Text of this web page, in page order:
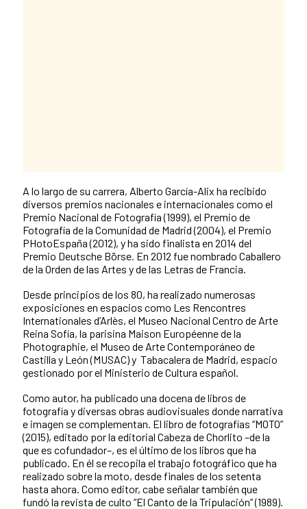
A lo largo de su carrera, Alberto García-Alix ha recibido
diversos premios nacionales e internacionales como el
Premio Nacional de Fotografía (1999), el Premio de
Fotografía de la Comunidad de Madrid (2004), el Premio
PHotoEspaña (2012), y ha sido finalista en 2014 del
Premio Deutsche Börse. En 2012 fue nombrado Caballero
de la Orden de las Artes y de las Letras de Francia.
Desde principios de los 80, ha realizado numerosas
exposiciones en espacios como Les Rencontres
Internationales d’Arlès, el Museo Nacional Centro de Arte
Reina Sofía, la parisina Maison Européenne de la
Photographie, el Museo de Arte Contemporáneo de
Castilla y León (MUSAC) y Tabacalera de Madrid, espacio
gestionado por el Ministerio de Cultura español.
Como autor, ha publicado una docena de libros de
fotografía y diversas obras audiovisuales donde narrativa
e imagen se complementan. El libro de fotografías “MOTO”
(2015), editado por la editorial Cabeza de Chorlito –de la
que es cofundador–, es el último de los libros que ha
publicado. En él se recopila el trabajo fotográfico que ha
realizado sobre la moto, desde finales de los setenta
hasta ahora. Como editor, cabe señalar también que
fundó la revista de culto “El Canto de la Tripulación” (1989).